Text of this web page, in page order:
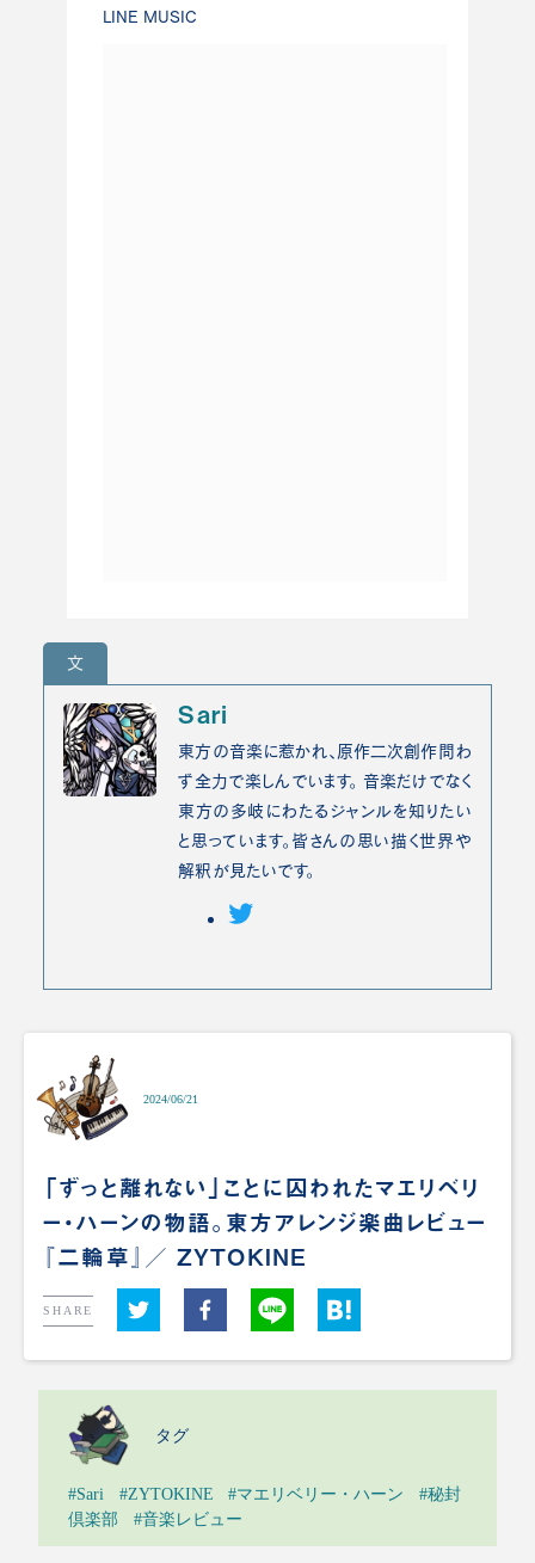
LINE MUSIC
文
Sari
東方の音楽に惹かれ、原作二次創作問わ
ず全力で楽しんでいます。 音楽だけでなく
東方の多岐にわたるジャンルを知りたい
と思っています。皆さんの思い描く世界や
解釈が見たいです。
2024/06/21
「ずっと離れない」ことに囚われたマエリベリ
ー・ハーンの物語。東方アレンジ楽曲レビュー
『二輪草』／ ZYTOKINE
SHARE
タグ
#Sari #ZYTOKINE #マエリベリー・ハーン
#秘封
倶楽部
#音楽レビュー